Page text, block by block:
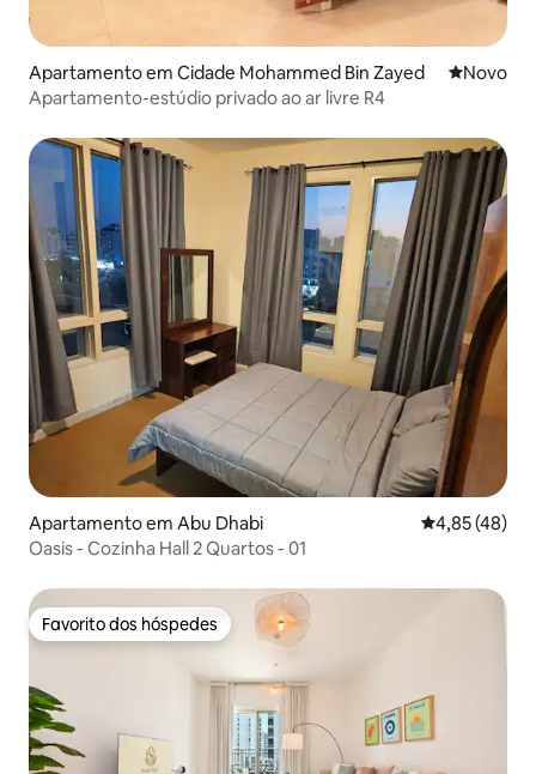
Apartamento em Cidade Mohammed Bin Zayed Novo
Novo
Apartamento-estúdio privado ao ar livre R4
Apartamento em Abu Dhabi Classificação
4,85 (48)
Oasis - Cozinha Hall 2 Quartos - 01
Favorito dos hóspedes
Favorito dos hóspedes